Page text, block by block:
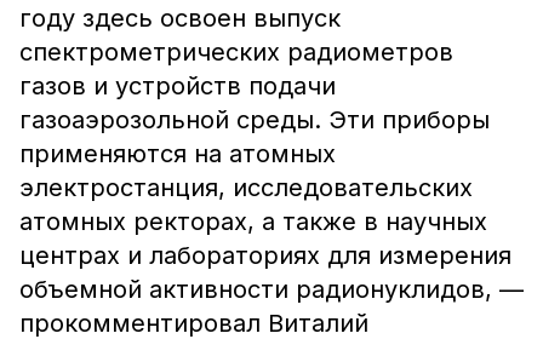
году здесь освоен выпуск
спектрометрических радиометров
газов и устройств подачи
газоаэрозольной среды. Эти приборы
применяются на атомных
электростанция, исследовательских
атомных ректорах, а также в научных
центрах и лабораториях для измерения
объемной активности радионуклидов, —
прокомментировал Виталий